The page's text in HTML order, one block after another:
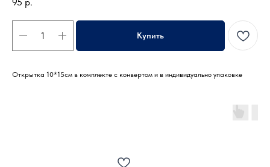
Купить
Открытка 10*15см в комплекте с конвертом и в индивидуально упаковке